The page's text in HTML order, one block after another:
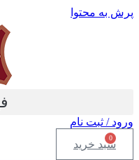
پرش به محتوا
ورود / ثبت نام
0
سبد خرید